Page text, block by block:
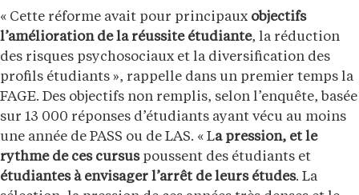
« Cette réforme avait pour principaux objectifs
l’amélioration de la réussite étudiante, la réduction
des risques psychosociaux et la diversification des
profils étudiants », rappelle dans un premier temps la
FAGE. Des objectifs non remplis, selon l’enquête, basée
sur 13 000 réponses d’étudiants ayant vécu au moins
une année de PASS ou de LAS. « La pression, et le
rythme de ces cursuspoussent des étudiants et
étudiantes à envisager l’arrêt de leurs études. La